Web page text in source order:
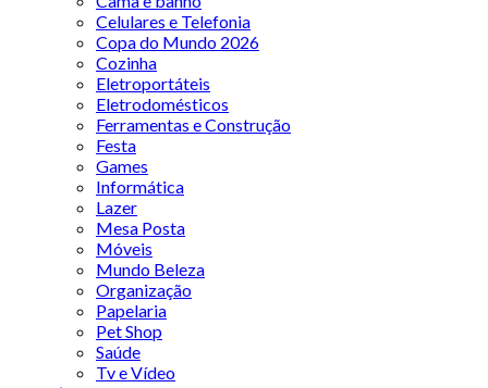
Celulares e Telefonia
Copa do Mundo 2026
Cozinha
Eletroportáteis
Eletrodomésticos
Ferramentas e Construção
Festa
Games
Informática
Lazer
Mesa Posta
Móveis
Mundo Beleza
Organização
Papelaria
Pet Shop
Saúde
Tv e Vídeo